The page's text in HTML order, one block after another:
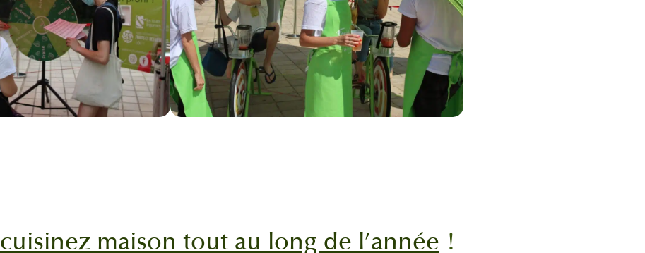
cuisinez maison tout au long de l’année !